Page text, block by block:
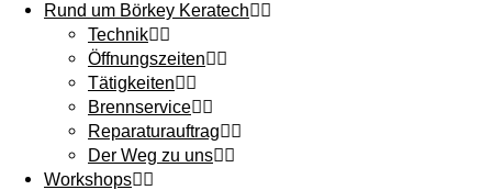
Rund um Börkey Keratech
Technik
Öffnungszeiten
Tätigkeiten
Brennservice
Reparaturauftrag
Der Weg zu uns
Workshops